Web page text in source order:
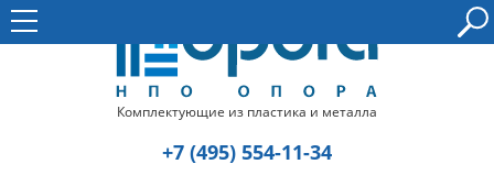
Комплектующие из пластика и металла
+7 (495) 554-11-34